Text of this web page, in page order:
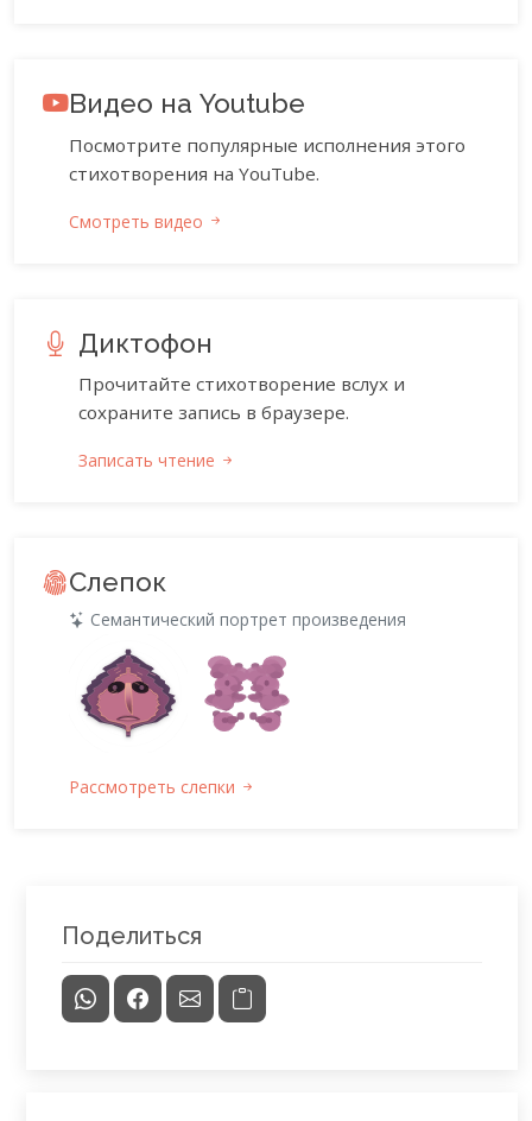
Видео на Youtube
Посмотрите популярные исполнения этого
стихотворения на YouTube.
Смотреть видео
Диктофон
Прочитайте стихотворение вслух и
сохраните запись в браузере.
Записать чтение
Слепок
Семантический портрет произведения
Рассмотреть слепки
Поделиться